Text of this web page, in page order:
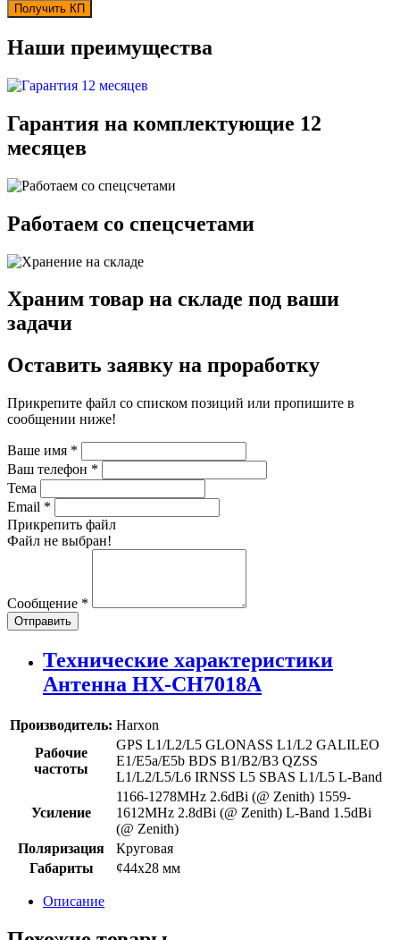
Получить КП
Наши преимущества
Гарантия на комплектующие 12
месяцев
Работаем со спецсчетами
Храним товар на складе под ваши
задачи
Оставить заявку на проработку
Прикрепите файл со списком позиций или пропишите в
сообщении ниже!
Ваше имя *
Ваш телефон *
Тема
Email *
Прикрепить файл
Файл не выбран!
Сообщение *
Отправить
Технические характеристики
Антенна HX-CH7018A
Производитель: Harxon
Рабочие
частоты
GPS L1/L2/L5 GLONASS L1/L2 GALILEO
E1/E5a/E5b BDS B1/B2/B3 QZSS
L1/L2/L5/L6 IRNSS L5 SBAS L1/L5 L-Band
Усиление
1166-1278MHz 2.6dBi (@ Zenith) 1559-
1612MHz 2.8dBi (@ Zenith) L-Band 1.5dBi
(@ Zenith)
Поляризация
Круговая
Габариты
¢44х28 мм
Описание